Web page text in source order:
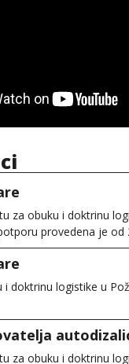
za obuku i doktrinu
provedena je od
i doktrinu logistike u
za obuku i doktrinu